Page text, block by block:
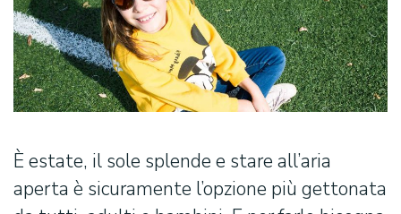
È estate, il sole splende e stare all’aria
aperta è sicuramente l’opzione più gettonata